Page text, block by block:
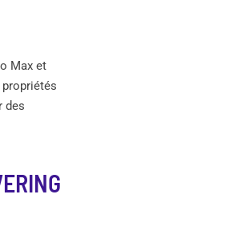
Max et
des